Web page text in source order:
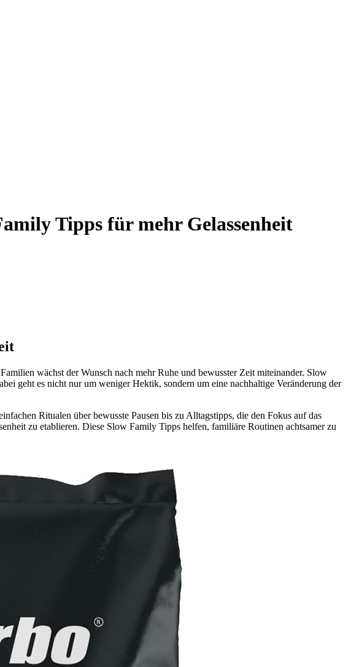
Tipps für mehr Gelassenheit
wächst der Wunsch nach mehr Ruhe und bewusster Zeit miteinander. Slow
geht es nicht nur um weniger Hektik, sondern um eine nachhaltige Veränderung der
Ritualen über bewusste Pausen bis zu Alltagstipps, die den Fokus auf das
zu etablieren. Diese Slow Family Tipps helfen, familiäre Routinen achtsamer zu